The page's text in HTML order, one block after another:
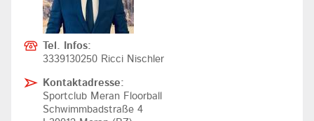
Tel. Infos:
3339130250 Ricci Nischler
Kontaktadresse:
Sportclub Meran Floorball
Schwimmbadstraße 4